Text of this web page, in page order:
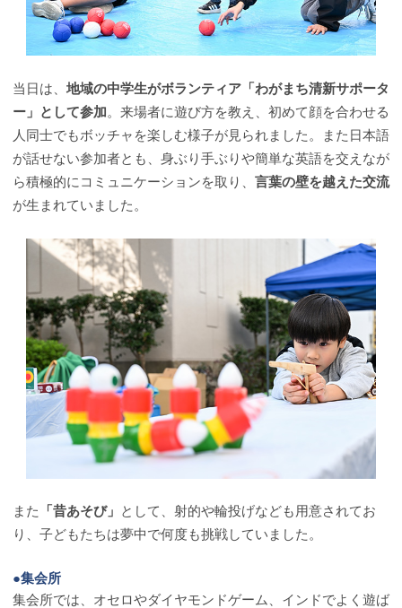
当日は、 地域の中学生がボランティア「わがまち清新サポータ
ー」として参加。来場者に遊び方を教え、初めて顔を合わせる
人同士でもボッチャを楽しむ様子が見られました。また日本語
が話せない参加者とも、身ぶり手ぶりや簡単な英語を交えなが
ら積極的にコミュニケーションを取り、 言葉の壁を越えた交流
が生まれていました。
また 「昔あそび」 として、射的や輪投げなども用意されてお
り、子どもたちは夢中で何度も挑戦していました。
●集会所
集会所では、オセロやダイヤモンドゲーム、インドでよく遊ば